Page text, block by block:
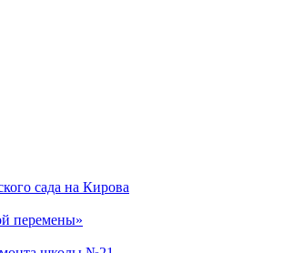
сада на Кирова
перемены»